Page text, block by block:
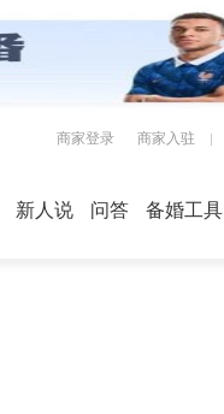
商家登录 商家入驻
新人说 问答 备婚工具